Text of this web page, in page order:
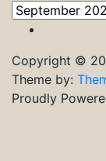
Frühere
Ausgaben
Copyright ©
Theme by:
Proudly